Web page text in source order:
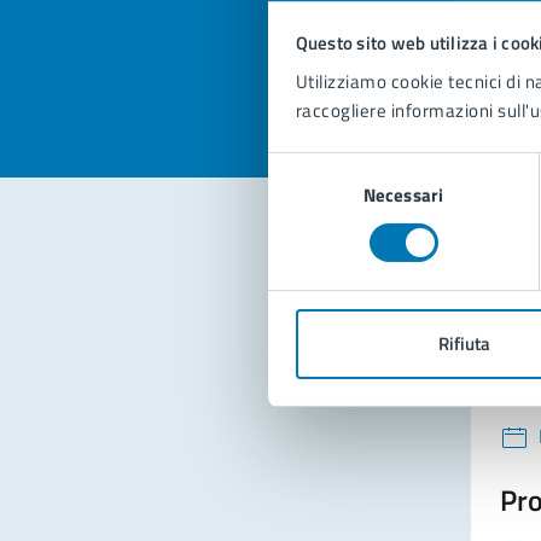
Questo sito web utilizza i
Utilizziamo cookie tecnici di
raccogliere informazioni
Necessari
Rifiuta